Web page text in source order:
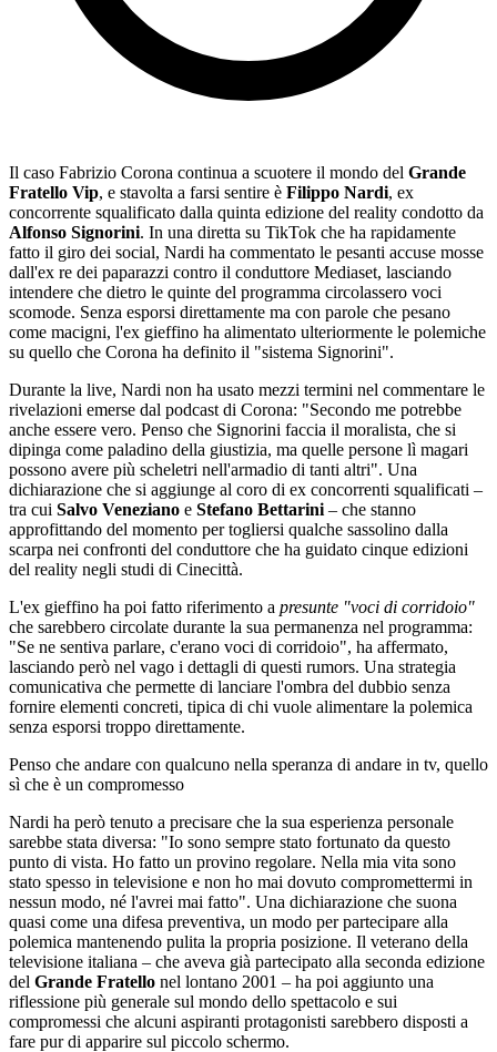
Il caso Fabrizio Corona continua a scuotere il mondo del Grande
Fratello Vip, e stavolta a farsi sentire è Filippo Nardi, ex
concorrente squalificato dalla quinta edizione del reality condotto da
Alfonso Signorini. In una diretta su TikTok che ha rapidamente
fatto il giro dei social, Nardi ha commentato le pesanti accuse mosse
dall'ex re dei paparazzi contro il conduttore Mediaset, lasciando
intendere che dietro le quinte del programma circolassero voci
scomode. Senza esporsi direttamente ma con parole che pesano
come macigni, l'ex gieffino ha alimentato ulteriormente le polemiche
su quello che Corona ha definito il "sistema Signorini".
Durante la live, Nardi non ha usato mezzi termini nel commentare le
rivelazioni emerse dal podcast di Corona: "Secondo me potrebbe
anche essere vero. Penso che Signorini faccia il moralista, che si
dipinga come paladino della giustizia, ma quelle persone lì magari
possono avere più scheletri nell'armadio di tanti altri". Una
dichiarazione che si aggiunge al coro di ex concorrenti squalificati –
tra cui Salvo Veneziano e Stefano Bettarini – che stanno
approfittando del momento per togliersi qualche sassolino dalla
scarpa nei confronti del conduttore che ha guidato cinque edizioni
del reality negli studi di Cinecittà.
L'ex gieffino ha poi fatto riferimento a presunte "voci di corridoio"
che sarebbero circolate durante la sua permanenza nel programma:
"Se ne sentiva parlare, c'erano voci di corridoio", ha affermato,
lasciando però nel vago i dettagli di questi rumors. Una strategia
comunicativa che permette di lanciare l'ombra del dubbio senza
fornire elementi concreti, tipica di chi vuole alimentare la polemica
senza esporsi troppo direttamente.
Penso che andare con qualcuno nella speranza di andare in tv, quello
sì che è un compromesso
Nardi ha però tenuto a precisare che la sua esperienza personale
sarebbe stata diversa: "Io sono sempre stato fortunato da questo
punto di vista. Ho fatto un provino regolare. Nella mia vita sono
stato spesso in televisione e non ho mai dovuto compromettermi in
nessun modo, né l'avrei mai fatto". Una dichiarazione che suona
quasi come una difesa preventiva, un modo per partecipare alla
polemica mantenendo pulita la propria posizione. Il veterano della
televisione italiana – che aveva già partecipato alla seconda edizione
del Grande Fratello nel lontano 2001 – ha poi aggiunto una
riflessione più generale sul mondo dello spettacolo e sui
compromessi che alcuni aspiranti protagonisti sarebbero disposti a
fare pur di apparire sul piccolo schermo.